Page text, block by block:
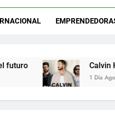
Calvin
1 Día Ago